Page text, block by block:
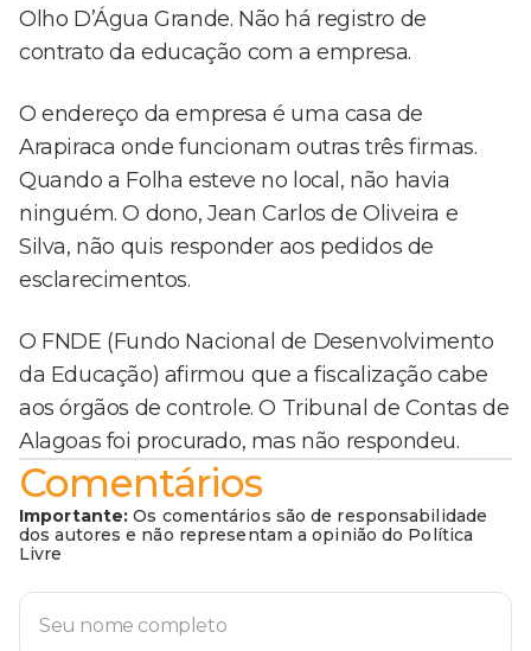
Olho D’Água Grande. Não há registro de
contrato da educação com a empresa.
O endereço da empresa é uma casa de
Arapiraca onde funcionam outras três firmas.
Quando a Folha esteve no local, não havia
ninguém. O dono, Jean Carlos de Oliveira e
Silva, não quis responder aos pedidos de
esclarecimentos.
O FNDE (Fundo Nacional de Desenvolvimento
da Educação) afirmou que a fiscalização cabe
aos órgãos de controle. O Tribunal de Contas de
Alagoas foi procurado, mas não respondeu.
Comentários
Importante: Os comentários são de responsabilidade
dos autores e não representam a opinião do Política
Livre